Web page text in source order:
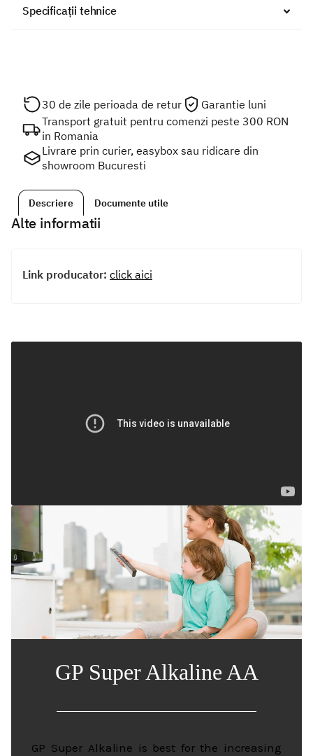
Specificații tehnice
30 de zile perioada de retur
Garantie luni
Transport gratuit pentru comenzi peste 300 RON
in Romania
Livrare prin curier, easybox sau ridicare din
showroom Bucuresti
Descriere Documente utile
Alte informatii
Link producator: click aici
GP Super Alkaline AA
GP Super Alkaline is best for the increasing